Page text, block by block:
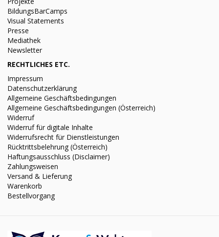
BildungsBarCamps
Visual Statements
Presse
Mediathek
Newsletter
RECHTLICHES ETC.
Impressum
Datenschutzerklärung
Allgemeine Geschäftsbedingungen
Allgemeine Geschäftsbedingungen (Österreich)
Widerruf
Widerruf für digitale Inhalte
Widerrufsrecht für Dienstleistungen
Rücktrittsbelehrung (Österreich)
Haftungsausschluss (Disclaimer)
Zahlungsweisen
Versand & Lieferung
Warenkorb
Bestellvorgang